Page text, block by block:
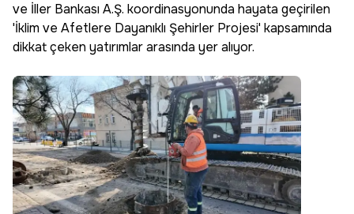
ve İller Bankası A.Ş. koordinasyonunda hayata geçirilen
'İklim ve Afetlere Dayanıklı Şehirler Projesi' kapsamında
dikkat çeken yatırımlar arasında yer alıyor.